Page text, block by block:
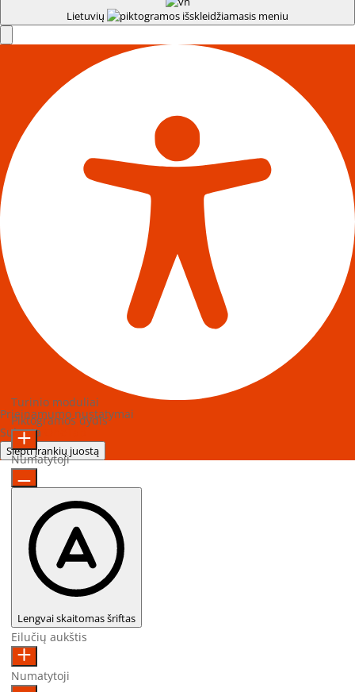
Lietuvių
Prieinamumo nustatymai
Sukurta
Slėpti įrankių juostą
Turinio moduliai
Piktogramos dydis
Numatytoji
Lengvai skaitomas šriftas
Eilučių aukštis
Numatytoji